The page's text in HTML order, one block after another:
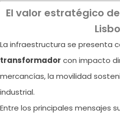
El valor estratégico
La infraestructura se presenta
transformador con impacto
mercancías, la movilidad
industrial.
Entre los principales mensajes